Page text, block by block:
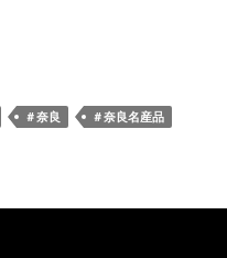
＃奈良
＃奈良名産品